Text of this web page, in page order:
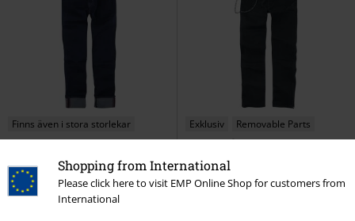
Shopping from International
Please click here to visit EMP Online Shop for customers from
International
Finns även i stora storlekar
Rockabilly Slim
Banned Retro
Jeans
Exklusiv
Removable Parts
rek-prisFrån1099:-
Från
899:-
EMP Signature Collection